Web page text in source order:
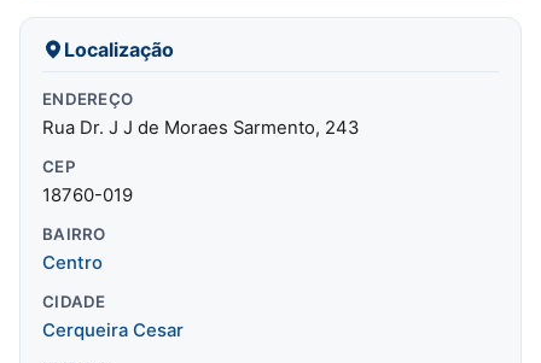
Localização
ENDEREÇO
Rua Dr. J J de Moraes Sarmento, 243
CEP
18760-019
BAIRRO
Centro
CIDADE
Cerqueira Cesar